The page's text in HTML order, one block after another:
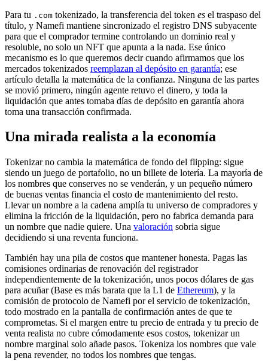
Para tu .com tokenizado, la transferencia del token es el traspaso del
título, y Namefi mantiene sincronizado el registro DNS subyacente
para que el comprador termine controlando un dominio real y
resoluble, no solo un NFT que apunta a la nada. Ese único
mecanismo es lo que queremos decir cuando afirmamos que los
mercados tokenizados reemplazan al depósito en garantía; ese
artículo detalla la matemática de la confianza. Ninguna de las partes
se movió primero, ningún agente retuvo el dinero, y toda la
liquidación que antes tomaba días de depósito en garantía ahora
toma una transacción confirmada.
Una mirada realista a la economía
Tokenizar no cambia la matemática de fondo del flipping: sigue
siendo un juego de portafolio, no un billete de lotería. La mayoría de
los nombres que conserves no se venderán, y un pequeño número
de buenas ventas financia el costo de mantenimiento del resto.
Llevar un nombre a la cadena amplía tu universo de compradores y
elimina la fricción de la liquidación, pero no fabrica demanda para
un nombre que nadie quiere. Una valoración sobria sigue
decidiendo si una reventa funciona.
También hay una pila de costos que mantener honesta. Pagas las
comisiones ordinarias de renovación del registrador
independientemente de la tokenización, unos pocos dólares de gas
para acuñar (Base es más barata que la L1 de Ethereum), y la
comisión de protocolo de Namefi por el servicio de tokenización,
todo mostrado en la pantalla de confirmación antes de que te
comprometas. Si el margen entre tu precio de entrada y tu precio de
venta realista no cubre cómodamente esos costos, tokenizar un
nombre marginal solo añade pasos. Tokeniza los nombres que vale
la pena revender, no todos los nombres que tengas.